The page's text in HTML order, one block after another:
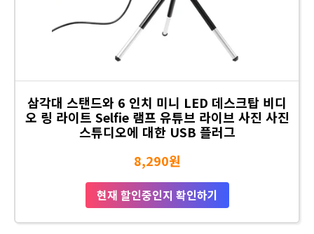
삼각대 스탠드와 6 인치 미니 LED 데스크탑 비디
오 링 라이트 Selfie 램프 유튜브 라이브 사진 사진
스튜디오에 대한 USB 플러그
8,290원
현재 할인중인지 확인하기